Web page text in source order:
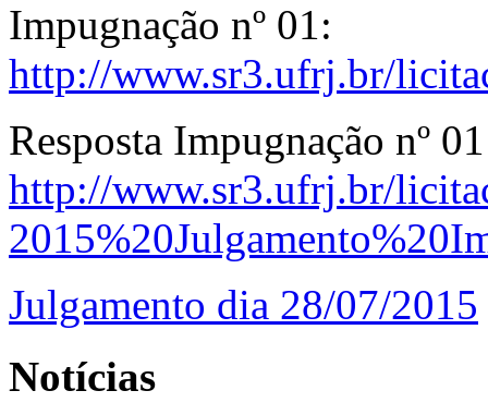
Impugnação nº 01:
http://www.sr3.ufrj.br/
Resposta Impugnação nº
http://www.sr3.ufrj.br/
Julgamento dia 28/07/2015
Notícias